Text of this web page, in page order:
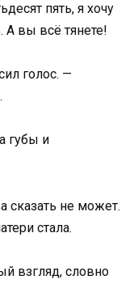
пять, я хочу
А вы всё тянете!
голос. —
губы и
сказать не может.
стала.
взгляд, словно